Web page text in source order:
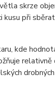
skrze
při
kde